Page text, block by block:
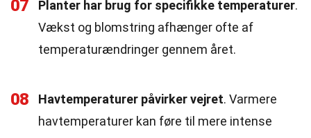
07 Planter har brug for specifikke temperaturer.
Vækst og blomstring afhænger ofte af
temperaturændringer gennem året.
08 Havtemperaturer påvirker vejret. Varmere
havtemperaturer kan føre til mere intense